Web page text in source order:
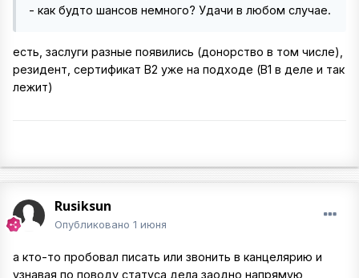
- как будто шансов немного? Удачи в любом случае.
есть, заслуги разные появились (донорство в том числе),
резидент, сертификат B2 уже на подходе (B1 в деле и так
лежит)
Rusiksun
Опубликовано 1 июня
а кто-то пробовал писать или звонить в канцелярию и
узнавая по поводу статуса дела заодно напрямую